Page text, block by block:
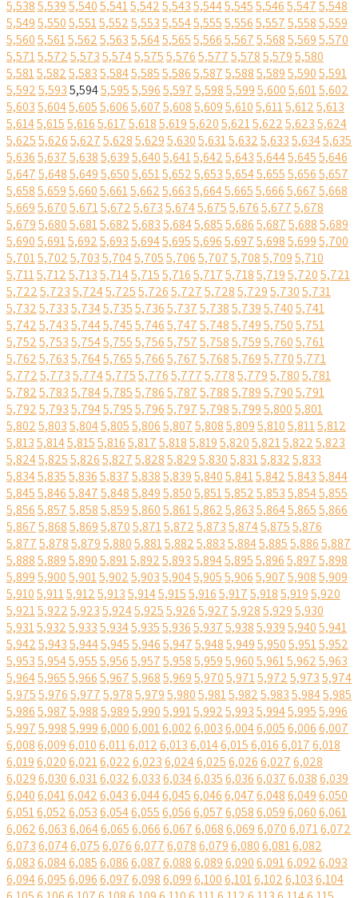
5,5385,5395,5405,5415,5425,5435,5445,5455,5465,5475,548
5,5495,5505,5515,5525,5535,5545,5555,5565,5575,5585,559
5,5605,5615,5625,5635,5645,5655,5665,5675,5685,5695,570
5,5715,5725,5735,5745,5755,5765,5775,5785,5795,580
5,5815,5825,5835,5845,5855,5865,5875,5885,5895,5905,591
5,5925,5935,5945,5955,5965,5975,5985,5995,6005,6015,602
5,6035,6045,6055,6065,6075,6085,6095,6105,6115,6125,613
5,6145,6155,6165,6175,6185,6195,6205,6215,6225,6235,624
5,6255,6265,6275,6285,6295,6305,6315,6325,6335,6345,635
5,6365,6375,6385,6395,6405,6415,6425,6435,6445,6455,646
5,6475,6485,6495,6505,6515,6525,6535,6545,6555,6565,657
5,6585,6595,6605,6615,6625,6635,6645,6655,6665,6675,668
5,6695,6705,6715,6725,6735,6745,6755,6765,6775,678
5,6795,6805,6815,6825,6835,6845,6855,6865,6875,6885,689
5,6905,6915,6925,6935,6945,6955,6965,6975,6985,6995,700
5,7015,7025,7035,7045,7055,7065,7075,7085,7095,710
5,7115,7125,7135,7145,7155,7165,7175,7185,7195,7205,721
5,7225,7235,7245,7255,7265,7275,7285,7295,7305,731
5,7325,7335,7345,7355,7365,7375,7385,7395,7405,741
5,7425,7435,7445,7455,7465,7475,7485,7495,7505,751
5,7525,7535,7545,7555,7565,7575,7585,7595,7605,761
5,7625,7635,7645,7655,7665,7675,7685,7695,7705,771
5,7725,7735,7745,7755,7765,7775,7785,7795,7805,781
5,7825,7835,7845,7855,7865,7875,7885,7895,7905,791
5,7925,7935,7945,7955,7965,7975,7985,7995,8005,801
5,8025,8035,8045,8055,8065,8075,8085,8095,8105,8115,812
5,8135,8145,8155,8165,8175,8185,8195,8205,8215,8225,823
5,8245,8255,8265,8275,8285,8295,8305,8315,8325,833
5,8345,8355,8365,8375,8385,8395,8405,8415,8425,8435,844
5,8455,8465,8475,8485,8495,8505,8515,8525,8535,8545,855
5,8565,8575,8585,8595,8605,8615,8625,8635,8645,8655,866
5,8675,8685,8695,8705,8715,8725,8735,8745,8755,876
5,8775,8785,8795,8805,8815,8825,8835,8845,8855,8865,887
5,8885,8895,8905,8915,8925,8935,8945,8955,8965,8975,898
5,8995,9005,9015,9025,9035,9045,9055,9065,9075,9085,909
5,9105,9115,9125,9135,9145,9155,9165,9175,9185,9195,920
5,9215,9225,9235,9245,9255,9265,9275,9285,9295,930
5,9315,9325,9335,9345,9355,9365,9375,9385,9395,9405,941
5,9425,9435,9445,9455,9465,9475,9485,9495,9505,9515,952
5,9535,9545,9555,9565,9575,9585,9595,9605,9615,9625,963
5,9645,9655,9665,9675,9685,9695,9705,9715,9725,9735,974
5,9755,9765,9775,9785,9795,9805,9815,9825,9835,9845,985
5,9865,9875,9885,9895,9905,9915,9925,9935,9945,9955,996
5,9975,9985,9996,0006,0016,0026,0036,0046,0056,0066,007
6,0086,0096,0106,0116,0126,0136,0146,0156,0166,0176,018
6,0196,0206,0216,0226,0236,0246,0256,0266,0276,028
6,0296,0306,0316,0326,0336,0346,0356,0366,0376,0386,039
6,0406,0416,0426,0436,0446,0456,0466,0476,0486,0496,050
6,0516,0526,0536,0546,0556,0566,0576,0586,0596,0606,061
6,0626,0636,0646,0656,0666,0676,0686,0696,0706,0716,072
6,0736,0746,0756,0766,0776,0786,0796,0806,0816,082
6,0836,0846,0856,0866,0876,0886,0896,0906,0916,0926,093
6,0946,0956,0966,0976,0986,0996,1006,1016,1026,1036,104